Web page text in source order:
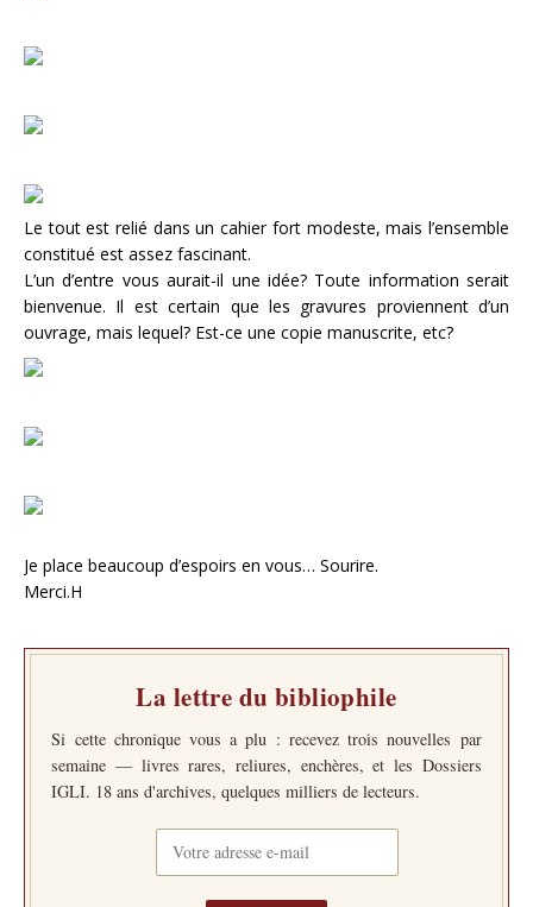
Le tout est relié dans un cahier fort modeste, mais l’ensemble
constitué est assez fascinant.
L’un d’entre vous aurait-il une idée? Toute information serait
bienvenue. Il est certain que les gravures proviennent d’un
ouvrage, mais lequel? Est-ce une copie manuscrite, etc?
Je place beaucoup d’espoirs en vous… Sourire.
Merci.H
La lettre du bibliophile
Si cette chronique vous a plu : recevez trois nouvelles par
semaine — livres rares, reliures, enchères, et les Dossiers
IGLI. 18 ans d'archives, quelques milliers de lecteurs.